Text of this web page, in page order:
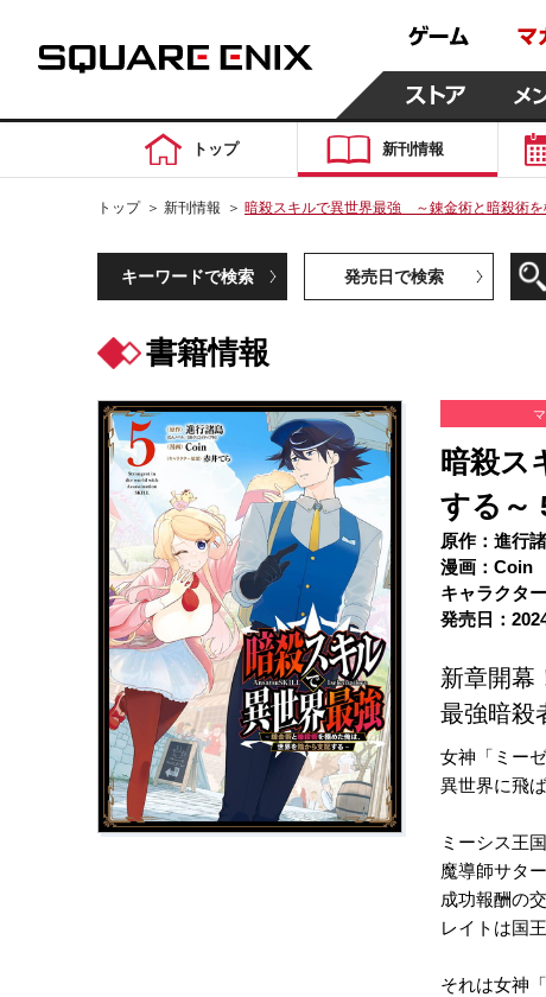
トップ 新刊情報
トップ ＞ 新刊情報 ＞ 暗殺スキルで異世界最強 ～錬金術と暗殺術
キーワードで検索 発売日で検索
書籍情報
暗殺ス
する～
原作：進行
漫画：Coin
キャラクタ
発売日：
新章開幕
最強暗殺
女神「ミー
異世界に飛
ミーシス王
魔導師サタ
成功報酬の
レイトは国
それは女神